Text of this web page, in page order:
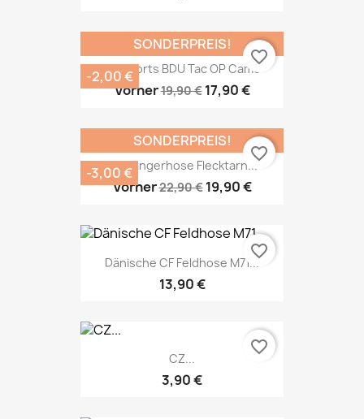
US Shorts BDU Tac OP Camo
Vorher19,90 € 17,90 €
SONDERPREIS!
-2,00 €
favorite_border
US Rangerhose Flecktarn...
Vorher22,90 € 19,90 €
SONDERPREIS!
-3,00 €
favorite_border
Dänische CF Feldhose M71...
13,90 €
favorite_border
CZ...
3,90 €
favorite_border